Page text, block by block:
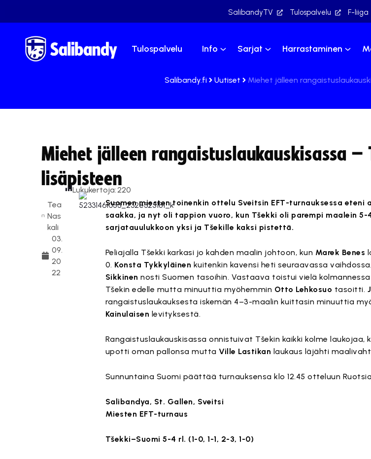
SalibandyTV Tulospalvelu F-liiga
Tulospalvelu Info Sarjat Harrastaminen
Salibandy.fi Uutiset Miehet jälleen
Miehet jälleen rangaistuslaukauskisassa –
lisäpisteen
Tea
Nas
kali
03.
09.
20
22
Lukukertoja:220
Suomen miesten toinenkin ottelu Sveitsin EFT-turnauksessa eteni
saakka, ja nyt oli tappion vuoro, kun Tšekki oli parempi maalein 5-
sarjatauulukkoon yksi ja Tšekille kaksi pistettä.
Peliajalla Tšekki karkasi jo kahden maalin johtoon, kun Marek Benes
0. Konsta Tykkyläinen kuitenkin kavensi heti seuraavassa
Sikkinen nosti Suomen tasoihin. Vastaava toistui vielä
Tšekin edelle mutta minuuttia myöhemmin Otto Lehkosuo tasoitti.
rangaistuslaukauksesta iskemän 4–3-maalin kuittasin minuuttia
Kainulaisen levityksestä.
Rangaistuslaukauskisassa onnistuivat Tšekin kaikki kolme laukojaa,
upotti oman pallonsa muttaVille Lastikan laukaus läjähti
Sunnuntaina Suomi päättää turnauksensa klo 12.45 otteluun
Salibandya, St. Gallen, Sveitsi
Miesten EFT-turnaus
Tšekki–Suomi 5-4 rl. (1-0, 1-1, 2-3, 1-0)